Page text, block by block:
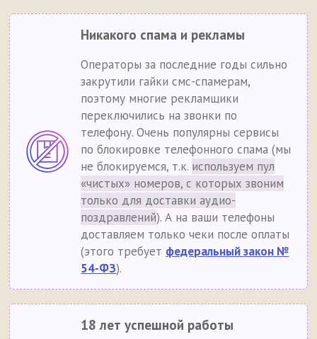
Никакого спама и рекламы
Операторы за последние годы сильно
закрутили гайки смс-спамерам,
поэтому многие рекламщики
переключились на звонки по
телефону. Очень популярны сервисы
по блокировке телефонного спама (мы
не блокируемся, т.к. используем пул
«чистых» номеров, с которых звоним
только для доставки аудио-
поздравлений). А на ваши телефоны
доставляем только чеки после оплаты
(этого требует федеральный закон №
54-ФЗ).
18 лет успешной работы